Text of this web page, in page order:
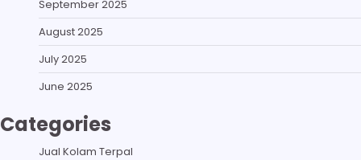
September 2025
August 2025
July 2025
June 2025
Categories
Jual Kolam Terpal